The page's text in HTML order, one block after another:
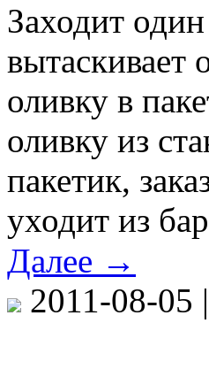
Заходит
вытаскивает
оливку в
оливку из
пакетик,
уходит из
Далее →
2011-08-05 |